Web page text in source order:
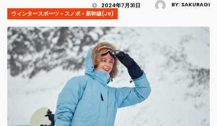
BY: SAKURAGI
2024年7月31日
ウィンタースポーツ • スノボ • 新幹線(JR)